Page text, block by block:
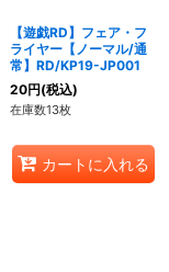
【遊戯RD】フェア・フ
ライヤー【ノーマル/通
常】RD/KP19-JP001
20円(税込)
在庫数13枚
カートに入れる